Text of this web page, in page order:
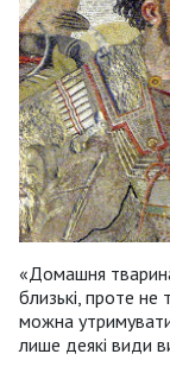
«Домашня
близькі, проте
можна
лише деякі види